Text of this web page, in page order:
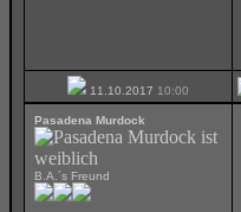
11.10.2017 10:00
Pasadena Murdock
B.A.´s Freund